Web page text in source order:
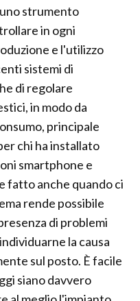
strumento
in ogni
e l'utilizzo
sistemi di
di regolare
in modo da
principale
chi ha installato
smartphone e
fatto anche quando ci
rende possibile
di problemi
la causa
sul posto. È facile
siano davvero